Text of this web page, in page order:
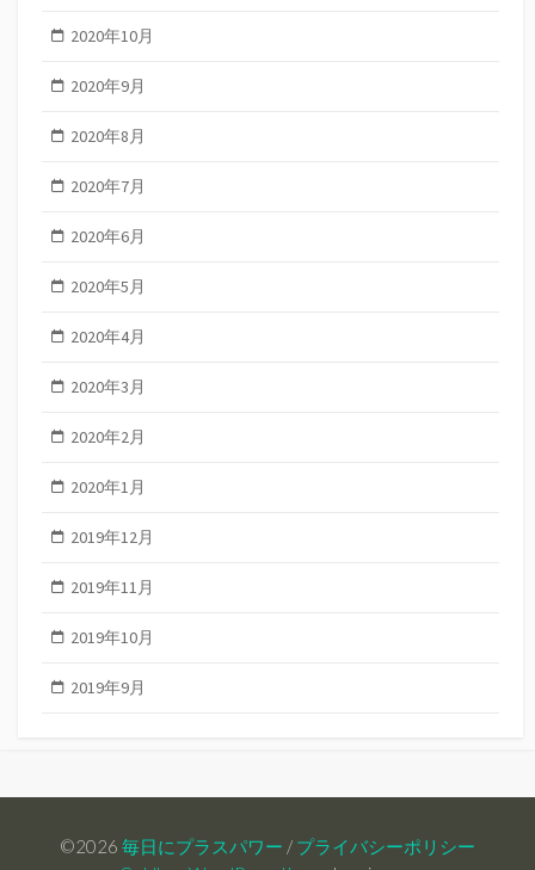
2020年10月
2020年9月
2020年8月
2020年7月
2020年6月
2020年5月
2020年4月
2020年3月
2020年2月
2020年1月
2019年12月
2019年11月
2019年10月
2019年9月
©2026 毎日にプラスパワー / プライバシーポリシー